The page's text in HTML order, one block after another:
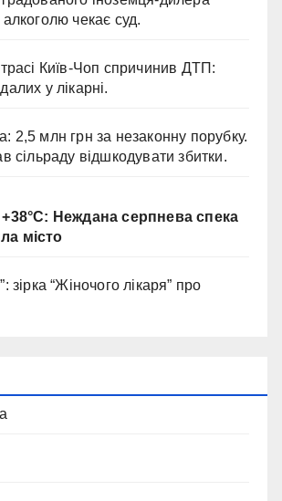
чекає суд.
трасі Київ-Чоп спричинив ДТП:
у лікарні.
млн грн за незаконну порубку.
сільраду відшкодувати збитки.
Неждана серпнева спека
місто
зірка “Жіночого лікаря” про